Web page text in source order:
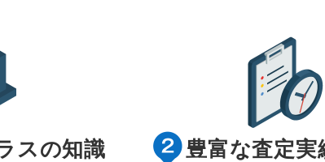
スの知識 豊富な査定実